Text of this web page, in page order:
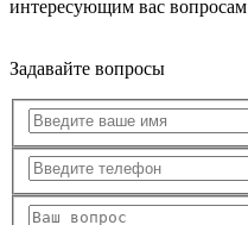
интересующим вас вопросам
Задавайте вопросы